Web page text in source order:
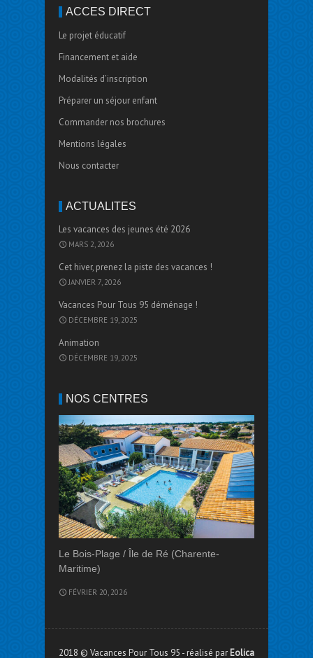
ACCÈS DIRECT
Le projet éducatif
Financement et aide
Modalités d’inscription
Préparer un séjour enfant
Commander nos brochures
Mentions légales
Nous contacter
ACTUALITÉS
Les vacances des jeunes été 2026
MARS 2, 2026
Cet hiver, prenez la piste des vacances !
JANVIER 7, 2026
Vacances Pour Tous 95 déménage !
DÉCEMBRE 19, 2025
Animation
DÉCEMBRE 19, 2025
NOS CENTRES
Le Bois-Plage / Île de Ré (Charente-
Maritime)
FÉVRIER 20, 2026
2018 © Vacances Pour Tous 95 - réalisé par Eolica